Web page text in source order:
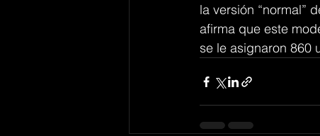
la versión “normal”
afirma que este
se le asignaron 860